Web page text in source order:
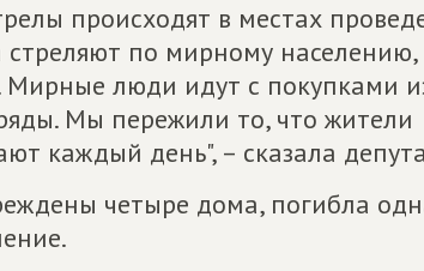
происходят в местах
по мирному населению,
Мирные люди идут с покупками
Мы пережили то, что жители
каждый день", – сказала
четыре дома, погибла